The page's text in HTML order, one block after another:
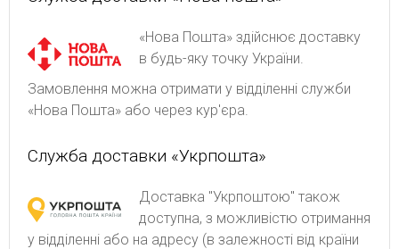
«Нова Пошта» здійснює доставку
в будь-яку точку України.
Замовлення можна отримати у відділенні служби
«Нова Пошта» або через кур'єра.
Служба доставки «Укрпошта»
Доставка "Укрпоштою" також
доступна, з можливістю отримання
у відділенні або на адресу (в залежності від країни